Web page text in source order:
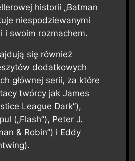
historii „Batman
niespodziewanymi
i swoim rozmachem.
się również
dodatkowych
głównej serii, za które
twórcy jak James
League Dark”),
(„Flash”), Peter J.
& Robin”) i Eddy